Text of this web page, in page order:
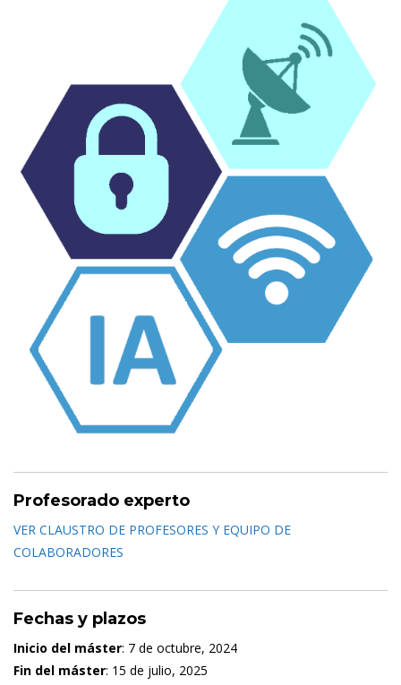
Profesorado experto
VER CLAUSTRO DE PROFESORES Y EQUIPO DE
COLABORADORES
Fechas y plazos
Inicio del máster: 7 de octubre, 2024
Fin del máster: 15 de julio, 2025